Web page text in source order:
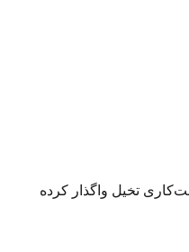
تخیل واگذار کرده